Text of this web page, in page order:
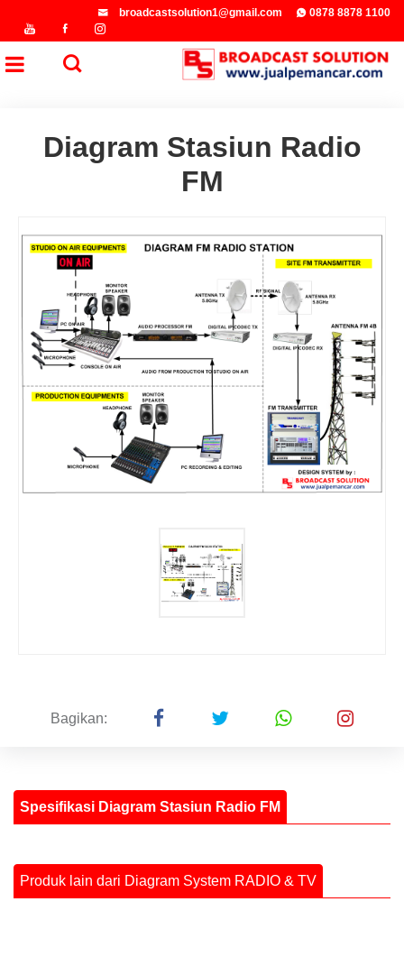
broadcastsolution1@gmail.com 0878 8878 1100
Diagram Stasiun Radio
FM
Bagikan:
Spesifikasi Diagram Stasiun Radio FM
Produk lain dari Diagram System RADIO & TV